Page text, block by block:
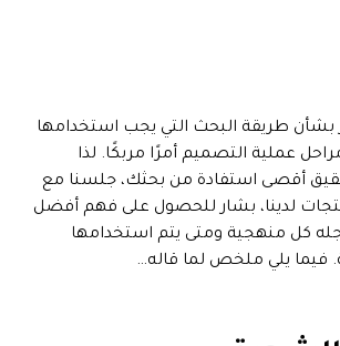
بشأن طريقة البحث التي يجب استخدامها
عملية التصميم أمرًا مربكًا. لذا
أقصى استفادة من بحثك، جلسنا مع
لدينا، بشار للحصول على فهم أفضل
كل منهجية ومتى يتم استخدامها
فيما يلي ملخص لما قاله…